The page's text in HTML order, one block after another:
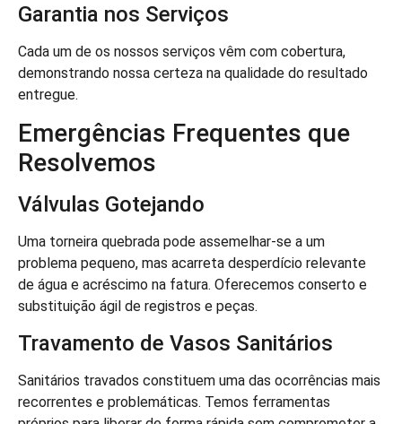
Garantia nos Serviços
Cada um de os nossos serviços vêm com cobertura,
demonstrando nossa certeza na qualidade do resultado
entregue.
Emergências Frequentes que
Resolvemos
Válvulas Gotejando
Uma torneira quebrada pode assemelhar-se a um
problema pequeno, mas acarreta desperdício relevante
de água e acréscimo na fatura. Oferecemos conserto e
substituição ágil de registros e peças.
Travamento de Vasos Sanitários
Sanitários travados constituem uma das ocorrências mais
recorrentes e problemáticas. Temos ferramentas